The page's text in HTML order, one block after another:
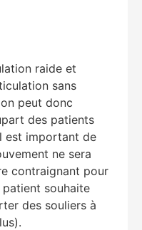
raide et
sans
peut donc
des patients
est important de
ne sera
contraignant pour
souhaite
des souliers à